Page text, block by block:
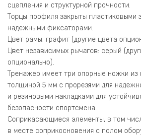
сцепления и структурной прочности.
Торцы профиля закрыты пластиковыми
надежными фиксаторами.
Цвет рамы: графит (другие цвета
Цвет независимых рычагов: серый
опционально).
Тренажер имеет три опорные ножки из
толщиной 5 мм с прорезями для
и резиновыми накладками для
безопасности спортсмена.
Соприкасающиеся элементы, в том
в месте соприкосновения с полом